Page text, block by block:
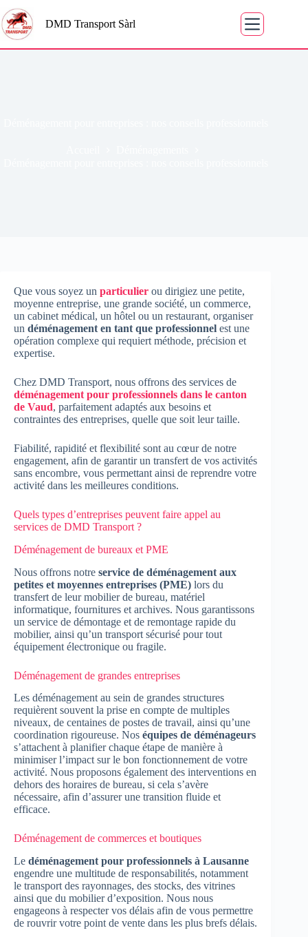
DMD Transport Sàrl
Que vous soyez un particulier ou dirigiez une petite,
moyenne entreprise, une grande société, un commerce,
un cabinet médical, un hôtel ou un restaurant, organiser
un déménagement en tant que professionnel est une
opération complexe qui requiert méthode, précision et
expertise.
Chez DMD Transport, nous offrons des services de
déménagement pour professionnels dans le canton
de Vaud, parfaitement adaptés aux besoins et
contraintes des entreprises, quelle que soit leur taille.
Fiabilité, rapidité et flexibilité sont au cœur de notre
engagement, afin de garantir un transfert de vos activités
sans encombre, vous permettant ainsi de reprendre votre
activité dans les meilleures conditions.
Quels types d’entreprises peuvent faire appel au
services de DMD Transport ?
Déménagement de bureaux et PME
Nous offrons notre service de déménagement aux
petites et moyennes entreprises (PME) lors du
transfert de leur mobilier de bureau, matériel
informatique, fournitures et archives. Nous garantissons
un service de démontage et de remontage rapide du
mobilier, ainsi qu’un transport sécurisé pour tout
équipement électronique ou fragile.
Déménagement de grandes entreprises
Les déménagement au sein de grandes structures
requièrent souvent la prise en compte de multiples
niveaux, de centaines de postes de travail, ainsi qu’une
coordination rigoureuse. Nos équipes de déménageurs
s’attachent à planifier chaque étape de manière à
minimiser l’impact sur le bon fonctionnement de votre
activité. Nous proposons également des interventions en
dehors des horaires de bureau, si cela s’avère
nécessaire, afin d’assurer une transition fluide et
efficace.
Déménagement de commerces et boutiques
Le déménagement pour professionnels à Lausanne
engendre une multitude de responsabilités, notamment
le transport des rayonnages, des stocks, des vitrines
ainsi que du mobilier d’exposition. Nous nous
engageons à respecter vos délais afin de vous permettre
de rouvrir votre point de vente dans les plus brefs délais.